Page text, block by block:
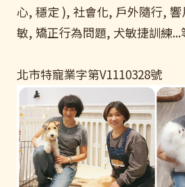
心, 穩定 ), 社會化, 戶外隨行,
敏, 矯正行為問題, 犬敏捷訓練...
北市特寵業字第V1110328號